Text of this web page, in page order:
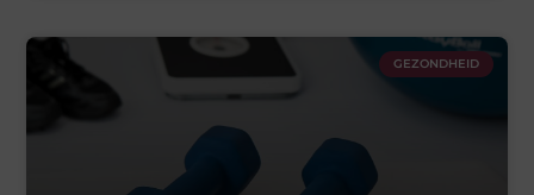
GEZONDHEID